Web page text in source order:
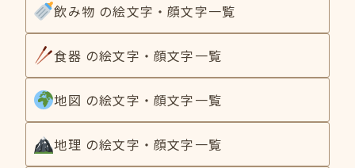
飲み物 の絵文字・顔文字一覧
食器 の絵文字・顔文字一覧
地図 の絵文字・顔文字一覧
地理 の絵文字・顔文字一覧